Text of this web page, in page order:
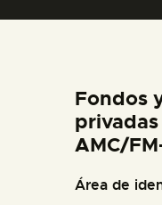
Fondos
privadas
AMC/
Área de